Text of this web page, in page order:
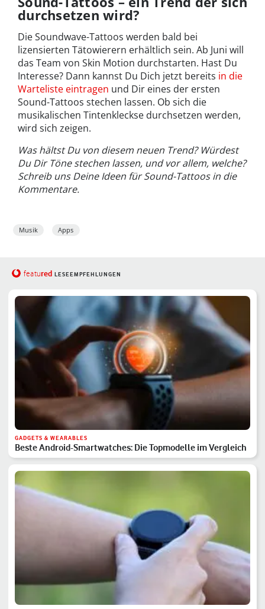
durchsetzen wird?
Die Soundwave-Tattoos werden bald bei
lizensierten Tätowierern erhältlich sein. Ab Juni will
das Team von Skin Motion durchstarten. Hast Du
Interesse? Dann kannst Du Dich jetzt bereits in die
Warteliste eintragen und Dir eines der ersten
Sound-Tattoos stechen lassen. Ob sich die
musikalischen Tintenkleckse durchsetzen werden,
wird sich zeigen.
Was hältst Du von diesem neuen Trend? Würdest
Du Dir Töne stechen lassen, und vor allem, welche?
Schreib uns Deine Ideen für Sound-Tattoos in die
Kommentare.
Musik Apps
featured LESEEMPFEHLUNGEN
GADGETS & WEARABLES
Beste Android-Smartwatches: Die Topmodelle im Vergleich